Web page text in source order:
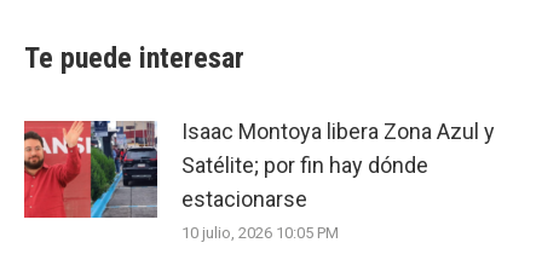
Te puede interesar
Isaac Montoya libera Zona Azul y
Satélite; por fin hay dónde
estacionarse
10 julio, 2026 10:05 PM